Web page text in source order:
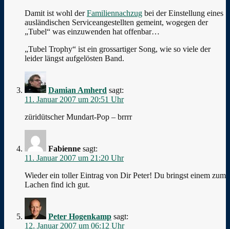
Damit ist wohl derFamiliennachzug bei der Einstellung eines
ausländischen Serviceangestellten gemeint, wogegen der
„Tubel“ was einzuwenden hat offenbar…
„Tubel Trophy“ ist ein grossartiger Song, wie so viele der
leider längst aufgelösten Band.
Damian Amherd sagt:
11. Januar 2007 um 20:51 Uhr
züridütscher Mundart-Pop – brrrr
Fabienne sagt:
11. Januar 2007 um 21:20 Uhr
Wieder ein toller Eintrag von Dir Peter! Du bringst einem zum
Lachen find ich gut.
Peter Hogenkamp sagt:
12. Januar 2007 um 06:12 Uhr